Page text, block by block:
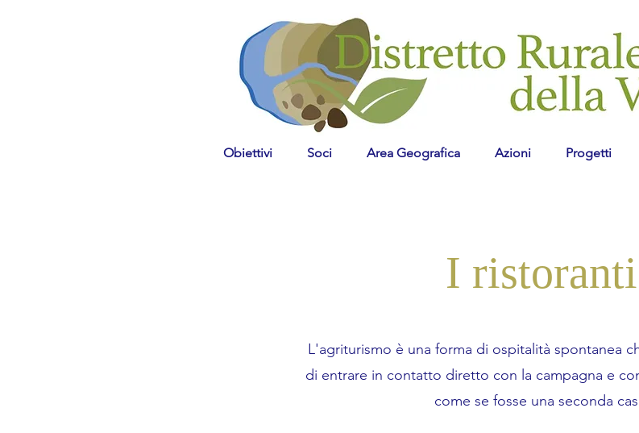
Obiettivi Soci Area Geografica Azioni Progetti
I ristoranti
L'agriturismo è una forma di ospitalità spontanea
di entrare in contatto diretto con la campagna e
come se fosse una seconda